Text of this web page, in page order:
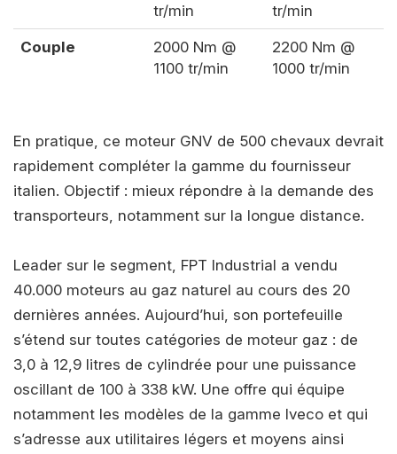
tr/min
tr/min
Couple
2000 Nm @
1100 tr/min
2200 Nm @
1000 tr/min
En pratique, ce moteur GNV de 500 chevaux devrait
rapidement compléter la gamme du fournisseur
italien. Objectif : mieux répondre à la demande des
transporteurs, notamment sur la longue distance.
Leader sur le segment, FPT Industrial a vendu
40.000 moteurs au gaz naturel au cours des 20
dernières années. Aujourd’hui, son portefeuille
s’étend sur toutes catégories de moteur gaz : de
3,0 à 12,9 litres de cylindrée pour une puissance
oscillant de 100 à 338 kW. Une offre qui équipe
notamment les modèles de la gamme Iveco et qui
s’adresse aux utilitaires légers et moyens ainsi